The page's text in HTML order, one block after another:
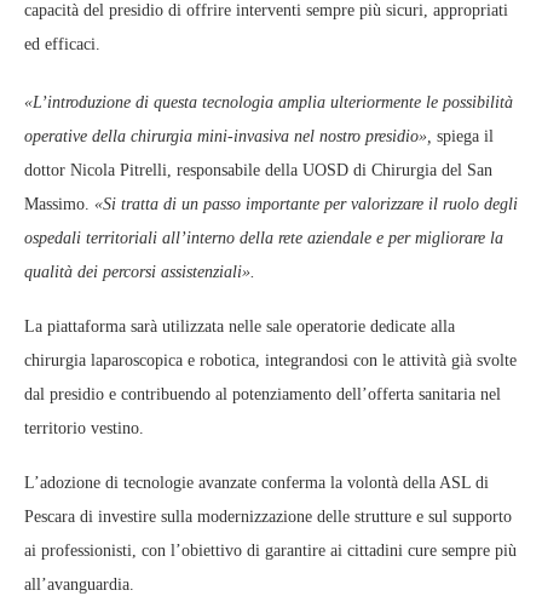
capacità del presidio di offrire interventi sempre più sicuri, appropriati
ed efficaci.
«L’introduzione di questa tecnologia amplia ulteriormente le possibilità
operative della chirurgia mini‑invasiva nel nostro presidio», spiega il
dottor Nicola Pitrelli, responsabile della UOSD di Chirurgia del San
Massimo. «Si tratta di un passo importante per valorizzare il ruolo degli
ospedali territoriali all’interno della rete aziendale e per migliorare la
qualità dei percorsi assistenziali».
La piattaforma sarà utilizzata nelle sale operatorie dedicate alla
chirurgia laparoscopica e robotica, integrandosi con le attività già svolte
dal presidio e contribuendo al potenziamento dell’offerta sanitaria nel
territorio vestino.
L’adozione di tecnologie avanzate conferma la volontà della ASL di
Pescara di investire sulla modernizzazione delle strutture e sul supporto
ai professionisti, con l’obiettivo di garantire ai cittadini cure sempre più
all’avanguardia.